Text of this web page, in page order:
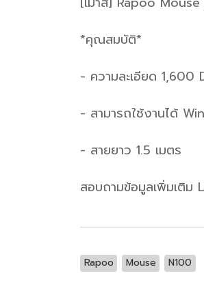
*คุณสมบัติ*
- ความละเอียด 1,600
- สามารถใช้งานได้
- สายยาว 1.5 เมตร
สอบถามข้อมูลเพิ่มเติม
Rapoo Mouse N100